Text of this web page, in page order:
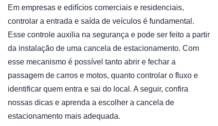
Em empresas e edifícios comerciais e residenciais,
controlar a entrada e saída de veículos é fundamental.
Esse controle auxilia na segurança e pode ser feito a partir
da instalação de uma cancela de estacionamento. Com
esse mecanismo é possível tanto abrir e fechar a
passagem de carros e motos, quanto controlar o fluxo e
identificar quem entra e sai do local. A seguir, confira
nossas dicas e aprenda a escolher a cancela de
estacionamento mais adequada.